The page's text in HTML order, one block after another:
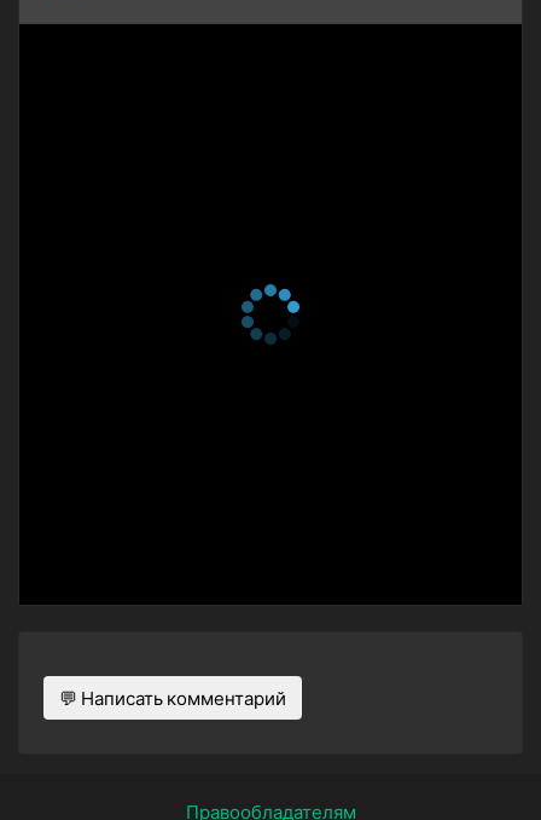
💬 Написать комментарий
Правообладателям